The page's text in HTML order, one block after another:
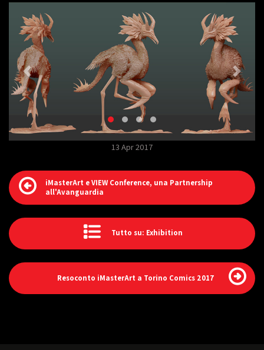
13 Apr 2017
iMasterArt e VIEW Conference, una Partnership
all'Avanguardia
Tutto su: Exhibition
Resoconto iMasterArt a Torino Comics 2017